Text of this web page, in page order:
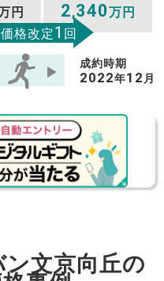
円 2,340万円
価格改定1 回
成約時期
2022年12 月
文京向丘の